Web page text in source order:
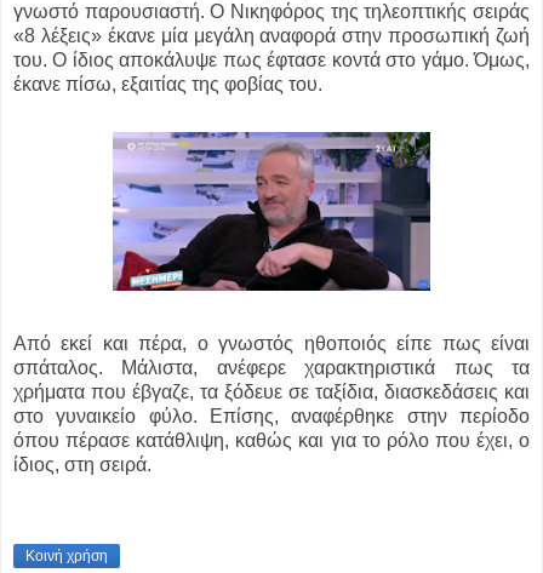
γνωστό παρουσιαστή. Ο Νικηφόρος της τηλεοπτικής σειράς
«8 λέξεις» έκανε μία μεγάλη αναφορά στην προσωπική ζωή
του. Ο ίδιος αποκάλυψε πως έφτασε κοντά στο γάμο. Όμως,
έκανε πίσω, εξαιτίας της φοβίας του.
Από εκεί και πέρα, ο γνωστός ηθοποιός είπε πως είναι
σπάταλος. Μάλιστα, ανέφερε χαρακτηριστικά πως τα
χρήματα που έβγαζε, τα ξόδευε σε ταξίδια, διασκεδάσεις και
στο γυναικείο φύλο. Επίσης, αναφέρθηκε στην περίοδο
όπου πέρασε κατάθλιψη, καθώς και για το ρόλο που έχει, ο
ίδιος, στη σειρά.
Κοινή χρήση